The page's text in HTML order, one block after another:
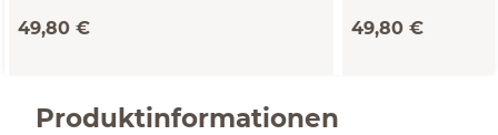
49,80 €
49,80 €
Produktinformationen